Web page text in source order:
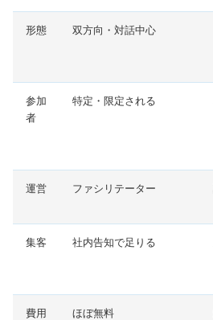
形態 双方向・対話中心
参加
者
特定・限定される
運営 ファシリテーター
集客 社内告知で足りる
費用 ほぼ無料